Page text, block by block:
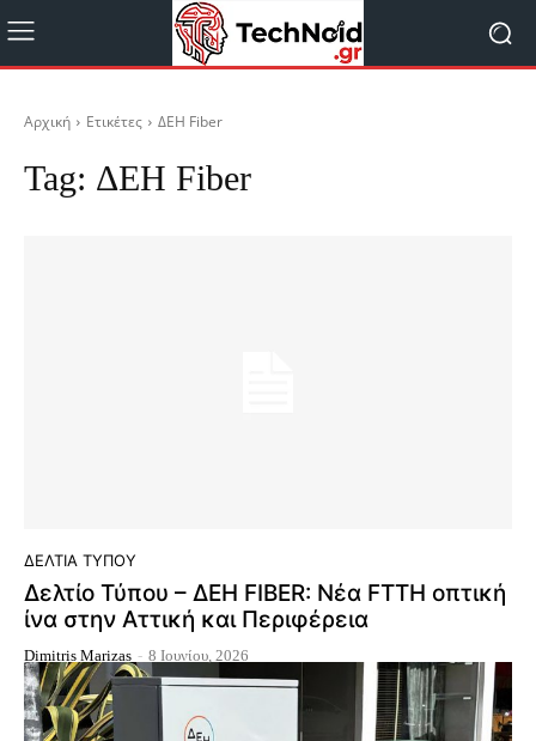
Αρχική Ετικέτες ΔΕΗ Fiber
Tag: ΔΕΗ Fiber
ΔΕΛΤΊΑ ΤΎΠΟΥ
Δελτίο Τύπου – ΔΕΗ FIBER: Νέα FTTH οπτική
ίνα στην Αττική και Περιφέρεια
Dimitris Marizas - 8 Ιουνίου, 2026